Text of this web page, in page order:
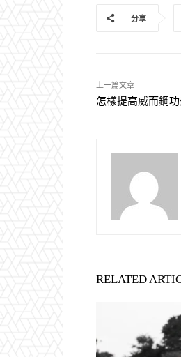
分享
上一篇文章
怎樣提高威而鋼
RELATED